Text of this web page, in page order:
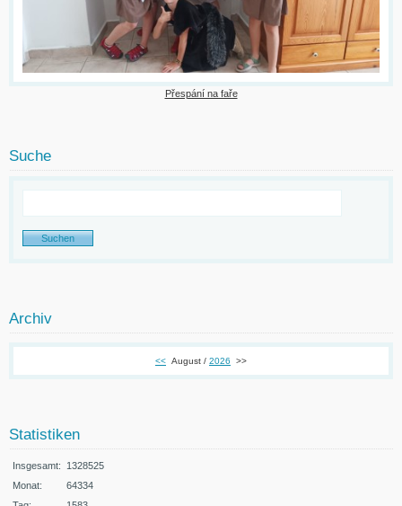
Přespání na faře
Suche
Archiv
<< August / 2026 >>
Statistiken
Insgesamt: 1328525
Monat:
64334